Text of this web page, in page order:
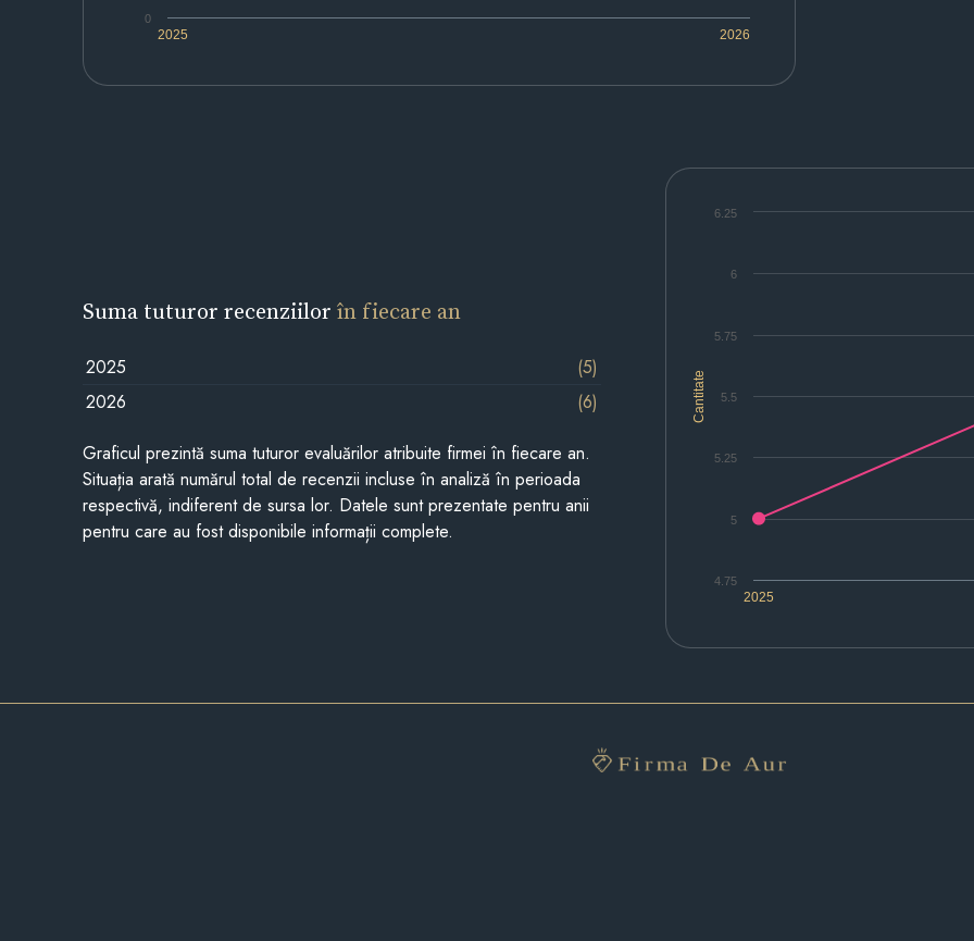
2025 2026
0
Cantitate
2025
4.75
5
5.25
5.5
5.75
6
6.25
Suma tuturor recenziilorîn fiecare an
2025
(5)
2026
(6)
Graficul prezintă suma tuturor evaluărilor atribuite firmei în fiecare an.
Situația arată numărul total de recenzii incluse în analiză în perioada
respectivă, indiferent de sursa lor. Datele sunt prezentate pentru anii
pentru care au fost disponibile informații complete.